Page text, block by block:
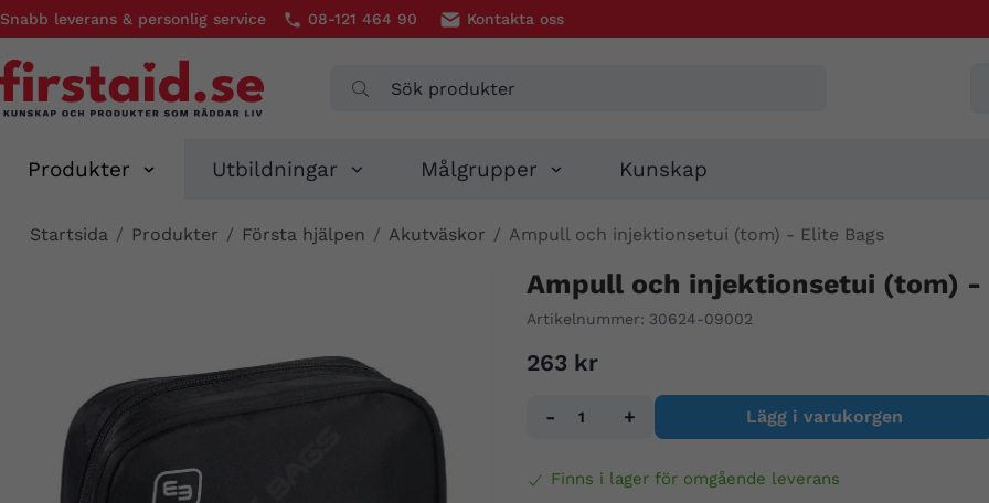
Snabb leverans & personlig service 08-121 464 90 Kontakta oss
Produkter Utbildningar Målgrupper Kunskap
Startsida / Produkter / Första hjälpen / Akutväskor / Ampull och injektionsetui (tom) - Elite Bags
Ampull och injektionsetui (tom) -
Artikelnummer: 30624-09002
263 kr
- + Lägg i varukorgen
Finns i lager för omgående leverans